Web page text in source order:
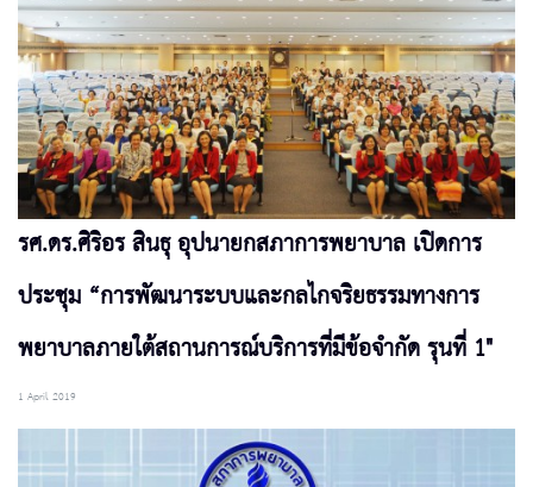
รศ.ดร.ศิริอร สินธุ อุปนายกสภาการพยาบาล เปิดการ
ประชุม “การพัฒนาระบบและกลไกจริยธรรมทางการ
พยาบาลภายใต้สถานการณ์บริการที่มีข้อจำกัด รุนที่ 1"
1 April 2019